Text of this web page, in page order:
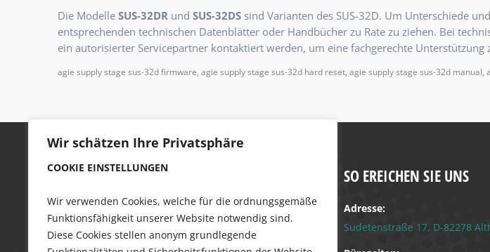
Wir schätzen Ihre Privatsphäre
COOKIE EINSTELLUNGEN
Wir verwenden Cookies, welche für die ordnungsgemäße
Funktionsfähigkeit unserer Website notwendig sind.
Diese Cookies stellen anonym grundlegende
Die Modelle SUS-32DR und SUS-32DS sind Varianten des SUS-32D. Um Unterschiede
entsprechenden technischen Datenblätter oder Handbücher zu Rate zu ziehen. Bei
ein autorisierter Servicepartner kontaktiert werden, um eine fachgerechte Unterstützung
agie supply stage sus-32d firmware, agie supply stage sus-32d hard reset, agie supply stage sus-32d manual,
SCHNECKE elektronik Reparaturdienstleistungen
SO EREICHEN SIE UNS
Adresse:
Sudetenstraße 17, D-82278